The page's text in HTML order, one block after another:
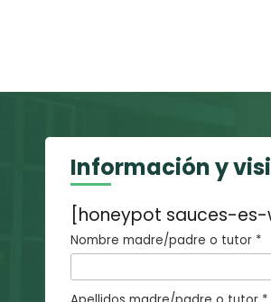
Información y
[honeypot sauces-
Nombre madre/padre o tutor *